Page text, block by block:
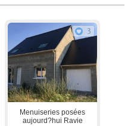
3
Menuiseries posées
aujourd?hui Ravie